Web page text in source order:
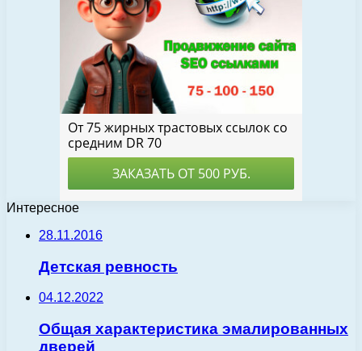
Интересное
28.11.2016
Детская ревность
04.12.2022
Общая характеристика эмалированных
дверей